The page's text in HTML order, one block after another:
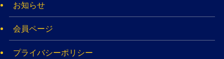
お知らせ
会員ページ
プライバシーポリシー